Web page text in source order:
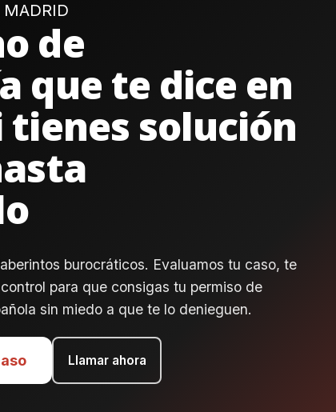
MADRID
de
que te dice en
solución
burocráticos. Evaluamos tu caso, te
para que consigas tu permiso de
sin miedo a que te lo denieguen.
Llamar ahora